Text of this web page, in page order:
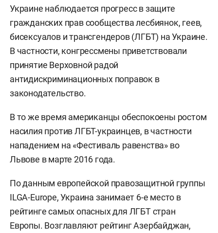
Украине наблюдается прогресс в защите
гражданских прав сообщества лесбиянок, геев,
бисексуалов и трансгендеров (ЛГБТ) на Украине.
В частности, конгрессмены приветствовали
принятие Верховной радой
антидискриминационных поправок в
законодательство.
В то же время американцы обеспокоены ростом
насилия против ЛГБТ-украинцев, в частности
нападением на «Фестиваль равенства» во
Львове в марте 2016 года.
По данным европейской правозащитной группы
ILGA-Europe, Украина занимает 6-е место в
рейтинге самых опасных для ЛГБТ стран
Европы. Возглавляют рейтинг Азербайджан,